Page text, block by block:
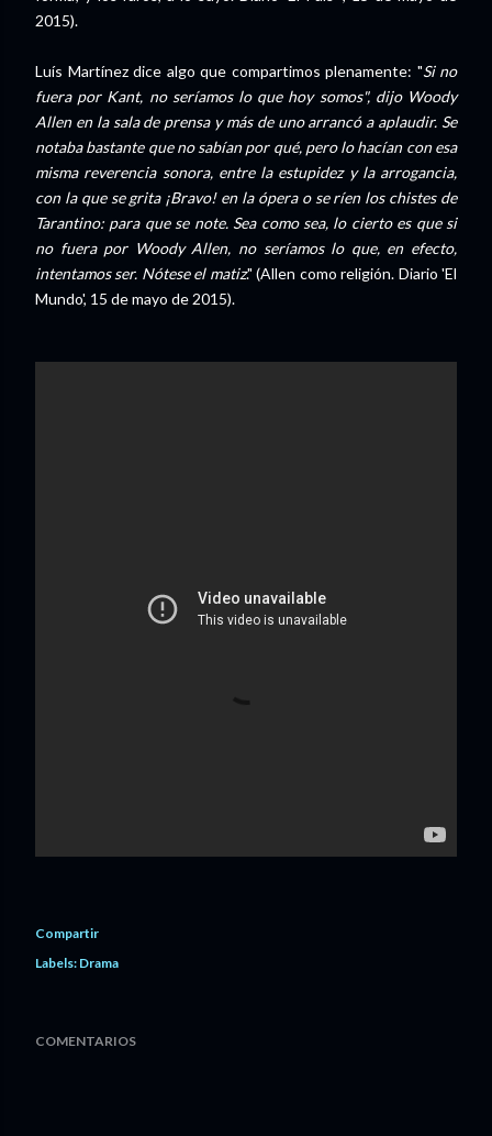
2015).
Luís Martínez dice algo que compartimos plenamente: "Si no
fuera por Kant, no seríamos lo que hoy somos", dijo Woody
Allen en la sala de prensa y más de uno arrancó a aplaudir. Se
notaba bastante que no sabían por qué, pero lo hacían con esa
misma reverencia sonora, entre la estupidez y la arrogancia,
con la que se grita ¡Bravo! en la ópera o se ríen los chistes de
Tarantino: para que se note. Sea como sea, lo cierto es que si
no fuera por Woody Allen, no seríamos lo que, en efecto,
intentamos ser. Nótese el matiz." (Allen como religión. Diario 'El
Mundo', 15 de mayo de 2015).
Compartir
Labels: Drama
COMENTARIOS